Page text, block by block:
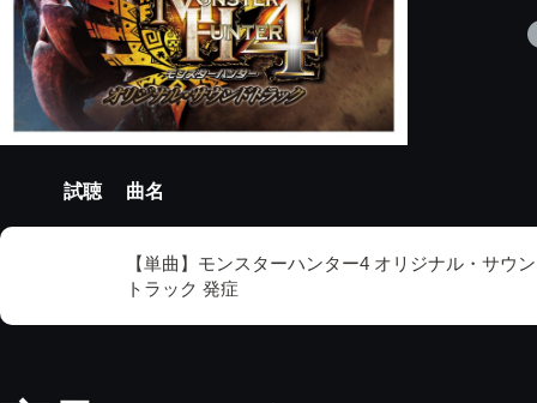
試聴 曲名
【単曲】モンスターハンター4 オリジナル・サウ
トラック 発症